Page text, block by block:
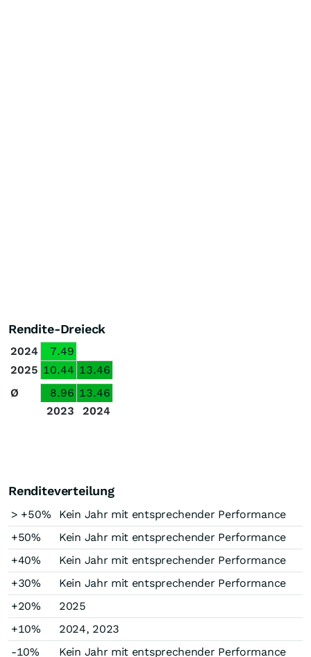
Rendite-Dreieck
2024
7.49
2025 10.44 13.46
Ø
8.96 13.46
2023
2024
Renditeverteilung
> +50%
Kein Jahr mit entsprechender Performance
+50%
Kein Jahr mit entsprechender Performance
+40%
Kein Jahr mit entsprechender Performance
+30%
Kein Jahr mit entsprechender Performance
+20%
2025
+10%
2024, 2023
-10%
Kein Jahr mit entsprechender Performance